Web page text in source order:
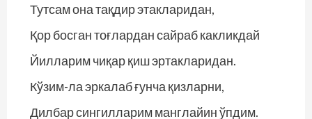
Тутсам она тақдир этакларидан,
Қор босган тоғлардан сайраб какликдай
Йилларим чиқар қиш эртакларидан.
Кўзим-ла эркалаб ғунча қизларни,
Дилбар сингилларим манглайин ўпдим.